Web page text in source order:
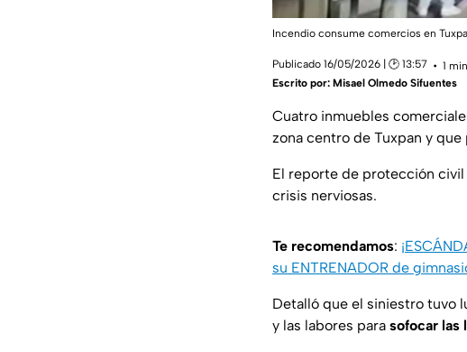
Incendio consume comercios en
Publicado 16/05/2026 | 🕑 13:57
1
Escrito por: Misael Olmedo Sifuentes
Cuatro inmuebles
zona centro de Tuxpan y
El reporte de protección
crisis nerviosas.
Te recomendamos:
su ENTRENADOR de
Detalló que el siniestro tuvo
y las labores para sofocar las